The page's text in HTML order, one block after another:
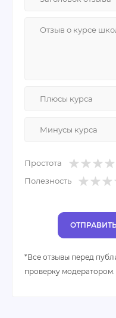
поиска, обратите
Минусы:
Простота
Полезность
ОТПРАВИТЬ
*Все отзывы перед
проверку модератором.